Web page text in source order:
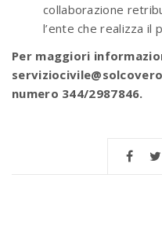
collaborazione
l’ente che realizza il
Per maggiori
numero 344/2987846.